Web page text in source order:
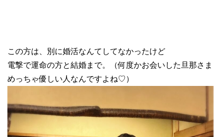
この方は、別に婚活なんてしてなかったけど
電撃で運命の方と結婚まで。（何度かお会いした旦那さま
めっちゃ優しい人なんですよね♡）